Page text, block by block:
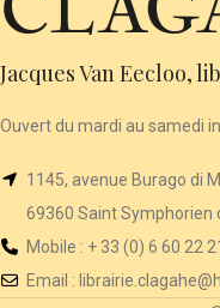
Jacques Van Eecloo,
Ouvert du mardi au samedi
1145, avenue Burago di
69360 Saint Symphorien
Mobile : + 33 (0) 6 60 22
Email : librairie